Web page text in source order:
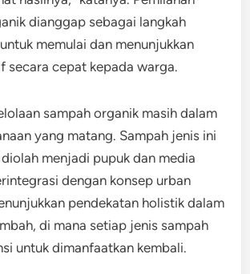
dianggap sebagai langkah
memulai dan menunjukkan
secara cepat kepada warga.
sampah organik masih dalam
yang matang. Sampah jenis ini
menjadi pupuk dan media
dengan konsep urban
pendekatan holistik dalam
di mana setiap jenis sampah
untuk dimanfaatkan kembali.